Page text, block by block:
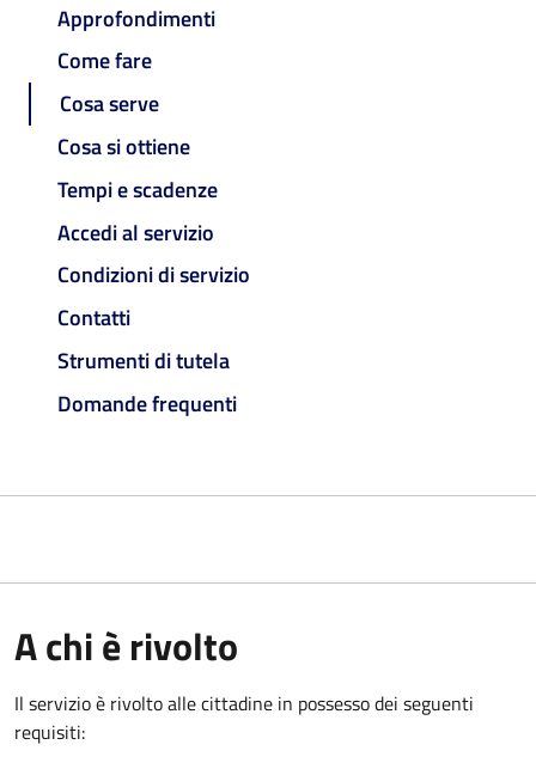
Approfondimenti
Come fare
Cosa serve
Cosa si ottiene
Tempi e scadenze
Accedi al servizio
Condizioni di servizio
Contatti
Strumenti di tutela
Domande frequenti
A chi è rivolto
Il servizio è rivolto alle cittadine in possesso dei seguenti
requisiti: